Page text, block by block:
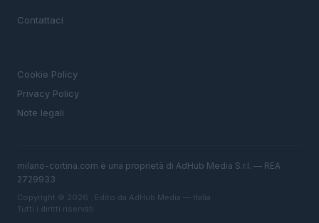
Contattaci
Cookie Policy
Privacy Policy
Note legali
milano-cortina.com è una proprietà di AdHub Media S.r.l. — REA
2729933
Copyright © 2026 · Edito da AdHub Media — Italia
Tutti i diritti riservati